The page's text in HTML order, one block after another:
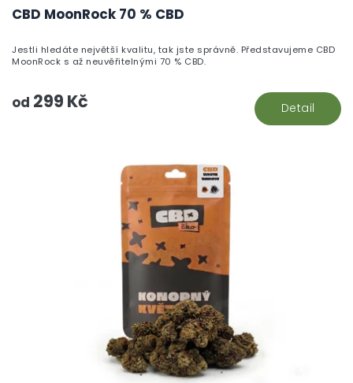
CBD MoonRock 70 % CBD
od 299 Kč Detail
Jestli hledáte největší kvalitu, tak jste správně. Představujeme CBD
MoonRock s až neuvěřitelnými 70 % CBD.